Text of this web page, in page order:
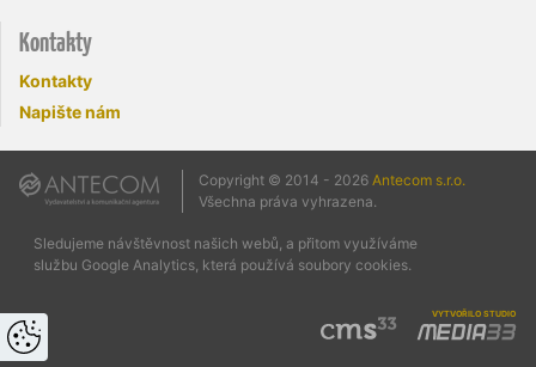
Kontakty
Kontakty
Napište nám
Copyright © 2014 - 2026 Antecom s.r.o.
Všechna práva vyhrazena.
Sledujeme návštěvnost našich webů, a přitom využíváme
službu Google Analytics, která používá soubory cookies.
vytvořilo studio